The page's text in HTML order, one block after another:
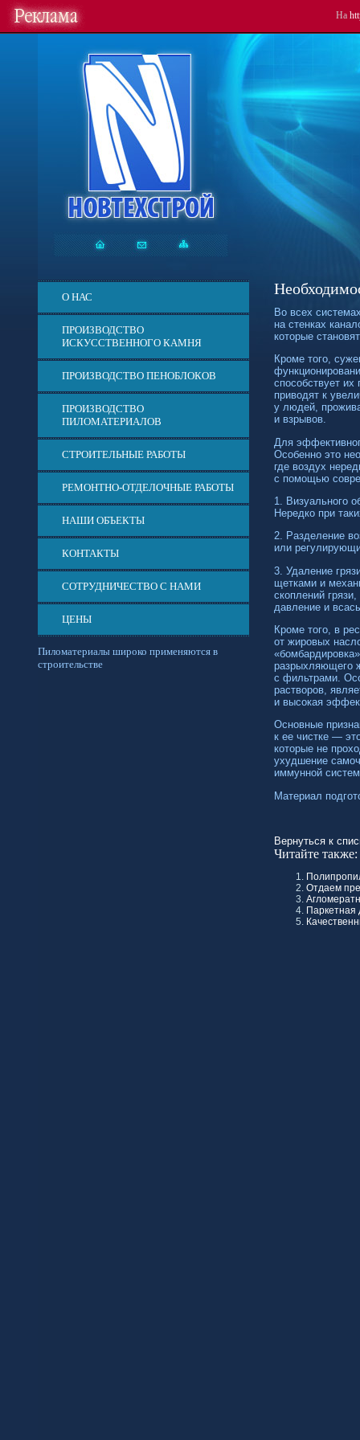
На
О НАС
ПРОИЗВОДСТВО
ИСКУССТВЕННОГО КАМНЯ
ПРОИЗВОДСТВО ПЕНОБЛОКОВ
ПРОИЗВОДСТВО
ПИЛОМАТЕРИАЛОВ
СТРОИТЕЛЬНЫЕ РАБОТЫ
РЕМОНТНО-ОТДЕЛОЧНЫЕ РАБОТЫ
НАШИ ОБЪЕКТЫ
КОНТАКТЫ
СОТРУДНИЧЕСТВО С НАМИ
ЦЕНЫ
Пиломатериалы широко применяются в
строительстве
Во всех
на стенках
которые
Кроме того,
способствует
приводят к
у людей,
и взрывов.
Для
Особенно это
где воздух
с помощью
1. Визуального
Нередко при
2. Разделение
или
3. Удаление
щетками и
скоплений
давление и
Кроме того, в
от жировых
разрыхляющего
с фильтрами.
растворов,
и высокая
Основные
к ее чистке —
которые не
ухудшение
иммунной
Материал
Вернуться к
Читайте также:
Отдаем
Паркетная